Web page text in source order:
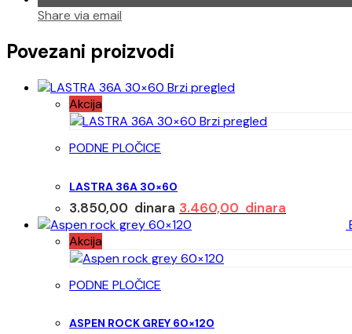
Share via email
Povezani proizvodi
Brzi pregled
Akcija
Brzi pregled
PODNE PLOČICE
LASTRA 36A 30×60
3.850,00 dinara Originalna
cena
bila:
3.460,00 dinara
Akcija
PODNE PLOČICE
ASPEN ROCK GREY 60×120